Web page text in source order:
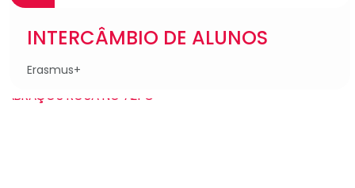
INTERCÂMBIO DE ALUNOS
Erasmus+